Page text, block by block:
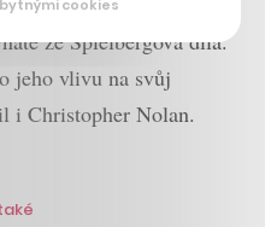
ze Spielbergova díla.
jeho vlivu na svůj
i Christopher Nolan.
cookies